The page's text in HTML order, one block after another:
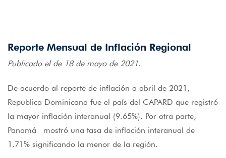
Reporte Mensual de Inflación Regional
Publicado el de 18 de mayo de 2021.
De acuerdo al reporte de inflación a abril de 2021,
Republica Dominicana fue el país del CAPARD que registró
la mayor inflación interanual (9.65%). Por otra parte,
Panamá mostró una tasa de inflación interanual de
1.71% significando la menor de la región.